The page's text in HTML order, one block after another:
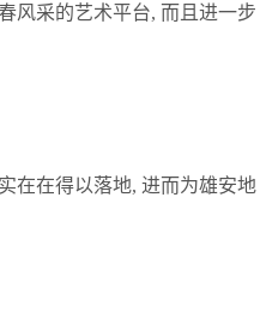
风采的艺术平台, 而且进一步
在在得以落地, 进而为雄安地